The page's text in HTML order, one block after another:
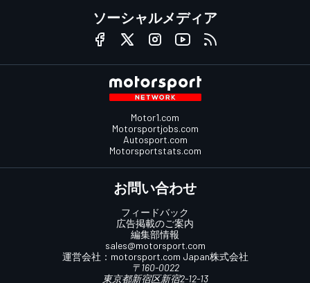
ソーシャルメディア
Motor1.com
Motorsportjobs.com
Autosport.com
Motorsportstats.com
お問い合わせ
フィードバック
広告掲載のご案内
編集部情報
sales@motorsport.com
運営会社： motorsport.com Japan株式会社
〒160-0022
東京都新宿区新宿2-12-13